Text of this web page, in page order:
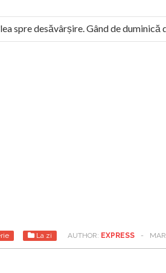
desăvârșire. Gând de duminică de
român: “românii sunt slavi, nu
La zi AUTHOR: EXPRESS -